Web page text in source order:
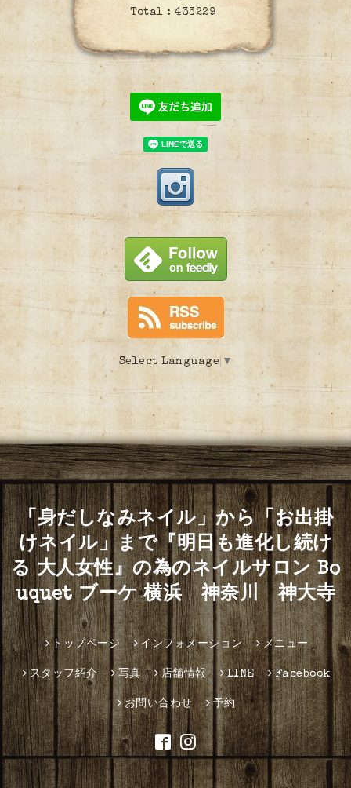
Total : 433229
Select Language ▼
「身だしなみネイル」から「お出掛
けネイル」まで『明日も進化し続け
る 大人女性』の為のネイルサロン Bo
uquet ブーケ 横浜 神奈川 神大寺
トップページ インフォメーション メニュー
スタッフ紹介 写真 店舗情報 LINE Facebook
お問い合わせ 予約